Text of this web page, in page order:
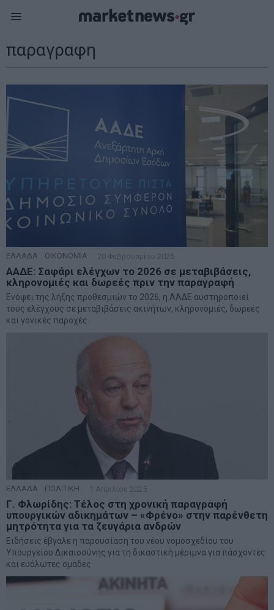
παραγραφη
ΕΛΛΑΔΑ ΟΙΚΟΝΟΜΙΑ 20 Φεβρουαρίου 2026
ΑΑΔΕ: Σαφάρι ελέγχων το 2026 σε μεταβιβάσεις,
κληρονομιές και δωρεές πριν την παραγραφή
Ενόψει της λήξης προθεσμιών το 2026, η ΑΑΔΕ αυστηροποιεί
τους ελέγχους σε μεταβιβάσεις ακινήτων, κληρονομιές, δωρεές
και γονικές παροχές.
ΕΛΛΑΔΑ ΠΟΛΙΤΙΚΗ 1 Απριλίου 2025
Γ. Φλωρίδης: Τέλος στη χρονική παραγραφή
υπουργικών αδικημάτων – «Φρένο» στην παρένθετη
μητρότητα για τα ζευγάρια ανδρών
Ειδήσεις έβγαλε η παρουσίαση του νέου νομοσχεδίου του
Υπουργείου Δικαιοσύνης για τη δικαστική μέριμνα για πάσχοντες
και ευάλωτες ομάδες.